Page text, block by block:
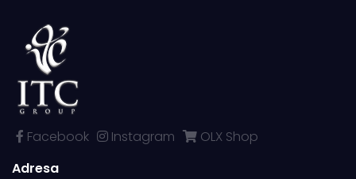
Facebook Instagram
OLX Shop
Adresa